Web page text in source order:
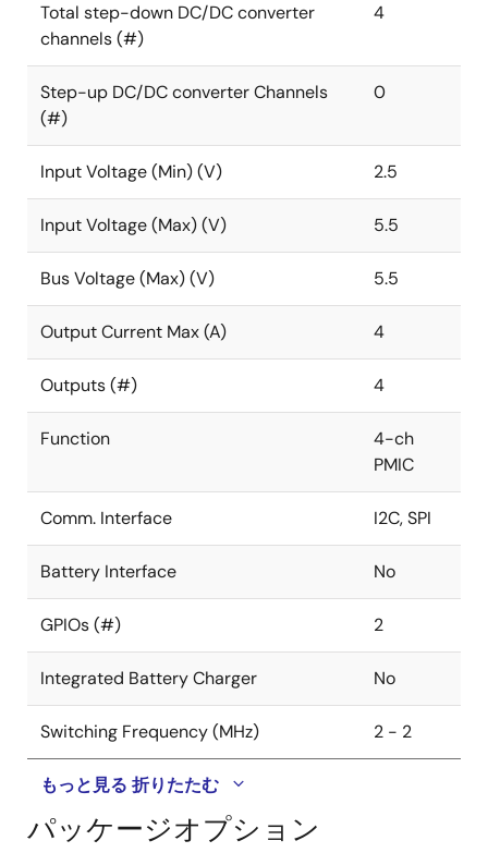
Total step-down DC/DC converter
channels (#)
4
Step-up DC/DC converter Channels
(#)
0
Input Voltage (Min) (V) 2.5
Input Voltage (Max) (V) 5.5
Bus Voltage (Max) (V) 5.5
Output Current Max (A) 4
Outputs (#) 4
Function
4-ch
PMIC
Comm. Interface I2C, SPI
Battery Interface No
GPIOs (#) 2
Integrated Battery Charger No
Switching Frequency (MHz) 2 - 2
もっと見る 折りたたむ
パッケージオプション